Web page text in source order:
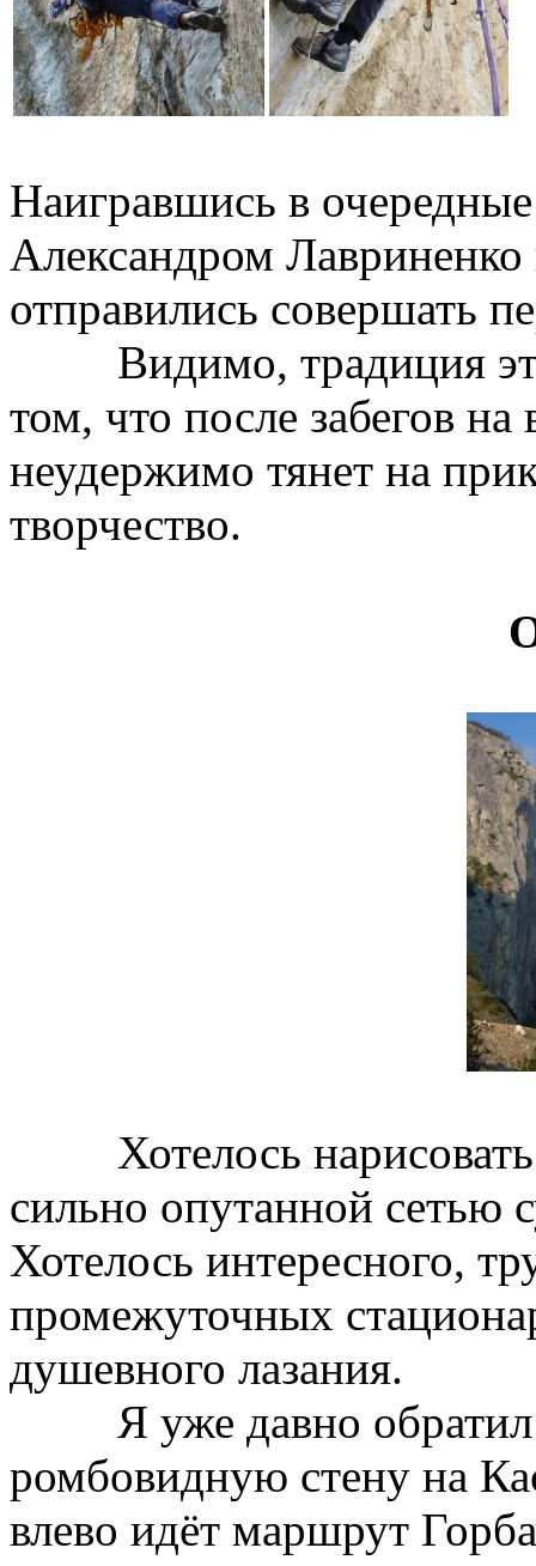
Наигравшись в
Александром
отправились совершать
Видимо, традиция эта
том, что после забегов
неудержимо тянет на
творчество.
Хотелось нарисовать
сильно опутанной
Хотелось интересного,
промежуточных
душевного лазания.
Я уже давно обратил
ромбовидную стену на
влево идёт маршрут